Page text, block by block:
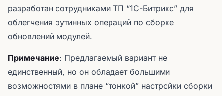
разработан сотрудниками ТП “1С-Битрикс” для
облегчения рутинных операций по сборке
обновлений модулей.
Примечание: Предлагаемый вариант не
единственный, но он обладает большими
возможностями в плане “тонкой” настройки сборки